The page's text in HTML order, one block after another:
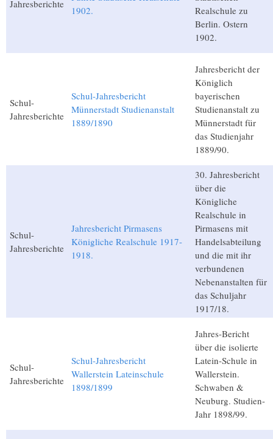
Jahresberichte
1902.
Realschule zu
Berlin. Ostern
1902.
Schul-
Jahresberichte
Schul-Jahresbericht
Münnerstadt Studienanstalt
1889/1890
Jahresbericht der
Königlich
bayerischen
Studienanstalt zu
Münnerstadt für
das Studienjahr
1889/90.
Schul-
Jahresberichte
Jahresbericht Pirmasens
Königliche Realschule 1917-
1918.
30. Jahresbericht
über die
Königliche
Realschule in
Pirmasens mit
Handelsabteilung
und die mit ihr
verbundenen
Nebenanstalten für
das Schuljahr
1917/18.
Schul-
Jahresberichte
Schul-Jahresbericht
Wallerstein Lateinschule
1898/1899
Jahres-Bericht
über die isolierte
Latein-Schule in
Wallerstein.
Schwaben &
Neuburg. Studien-
Jahr 1898/99.